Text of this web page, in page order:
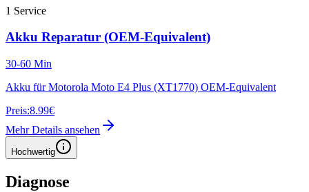
1 Service
Akku Reparatur (OEM-Equivalent)
30-60 Min
Akku für Motorola Moto E4 Plus (XT1770) OEM-Equivalent
Preis:8.99€
Mehr Details ansehen
Hochwertig
Diagnose